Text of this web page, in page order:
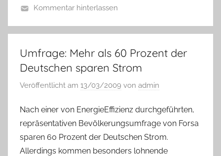
Kommentar hinterlassen
Umfrage: Mehr als 60 Prozent der
Deutschen sparen Strom
Veröffentlicht am 13/03/2009 von admin
Nach einer von EnergieEffizienz durchgeführten,
repräsentativen Bevölkerungsumfrage von Forsa
sparen 60 Prozent der Deutschen Strom.
Allerdings kommen besonders lohnende